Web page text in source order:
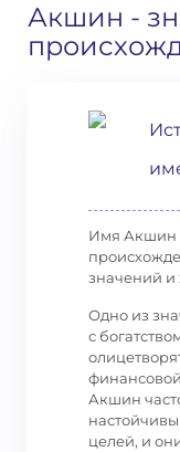
Акшин -
Имя Акшин
значений и
Одно из
с
Акшин
целей, и